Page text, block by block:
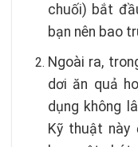
chuối) bắt
bạn nên bao
Ngoài ra,
dơi ăn quả
dụng không
Kỹ thuật này